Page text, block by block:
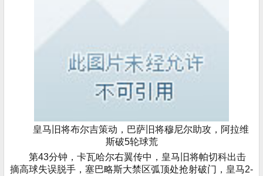
皇马旧将布尔吉策动，巴萨旧将穆尼尔助攻，阿拉维
斯破5轮球荒
第43分钟，卡瓦哈尔右翼传中，皇马旧将帕切科出击
摘高球失误脱手，塞巴略斯大禁区弧顶处抢射破门，皇马2-